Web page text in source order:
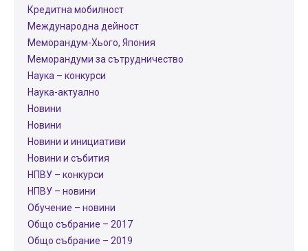
Кредитна мобилност
Международнa дейност
Меморандум-Хього, Япония
Меморандуми за сътрудничество
Наука – конкурси
Наука-актуално
Новини
Новини
Новини и инициативи
Новини и събития
НПВУ – конкурси
НПВУ – новини
Обучение – новини
Общо събрание – 2017
Общо събрание – 2019